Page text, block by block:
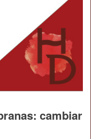
cambiar